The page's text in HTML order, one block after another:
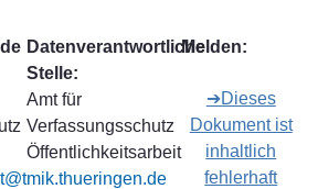
Datenverantwortliche
Stelle:
Amt für
Verfassungsschutz
Öffentlichkeitsarbeit
Melden:
➔Dieses
Dokument ist
inhaltlich
fehlerhaft